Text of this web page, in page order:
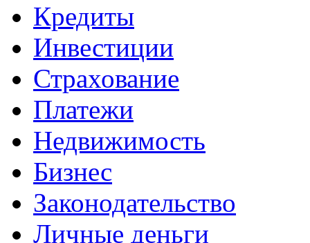
Кредиты
Инвестиции
Страхование
Платежи
Недвижимость
Бизнес
Законодательство
Личные деньги